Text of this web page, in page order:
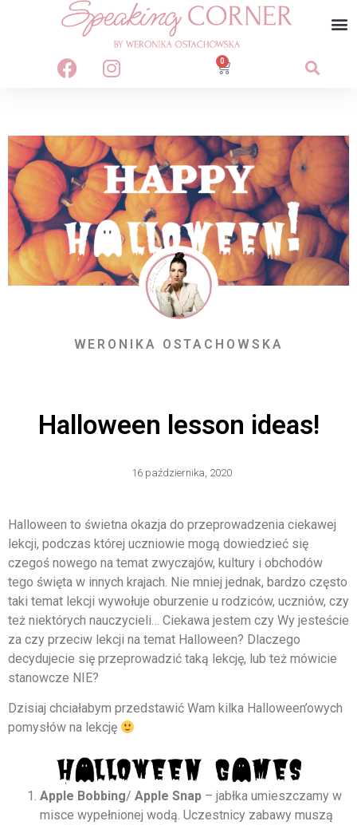
0
WERONIKA OSTACHOWSKA
Halloween lesson ideas!
16 października, 2020
Halloween to świetna okazja do przeprowadzenia ciekawej
lekcji, podczas której uczniowie mogą dowiedzieć się
czegoś nowego na temat zwyczajów, kultury i obchodów
tego święta w innych krajach. Nie mniej jednak, bardzo często
taki temat lekcji wywołuje oburzenie u rodziców, uczniów, czy
też niektórych nauczycieli… Ciekawa jestem czy Wy jesteście
za czy przeciw lekcji na temat Halloween? Dlaczego
decydujecie się przeprowadzić taką lekcję, lub też mówicie
stanowcze NIE?
Dzisiaj chciałabym przedstawić Wam kilka Halloween’owych
pomysłów na lekcję
Apple Bobbing/ Apple Snap – jabłka umieszczamy w
misce wypełnionej wodą. Uczestnicy zabawy muszą